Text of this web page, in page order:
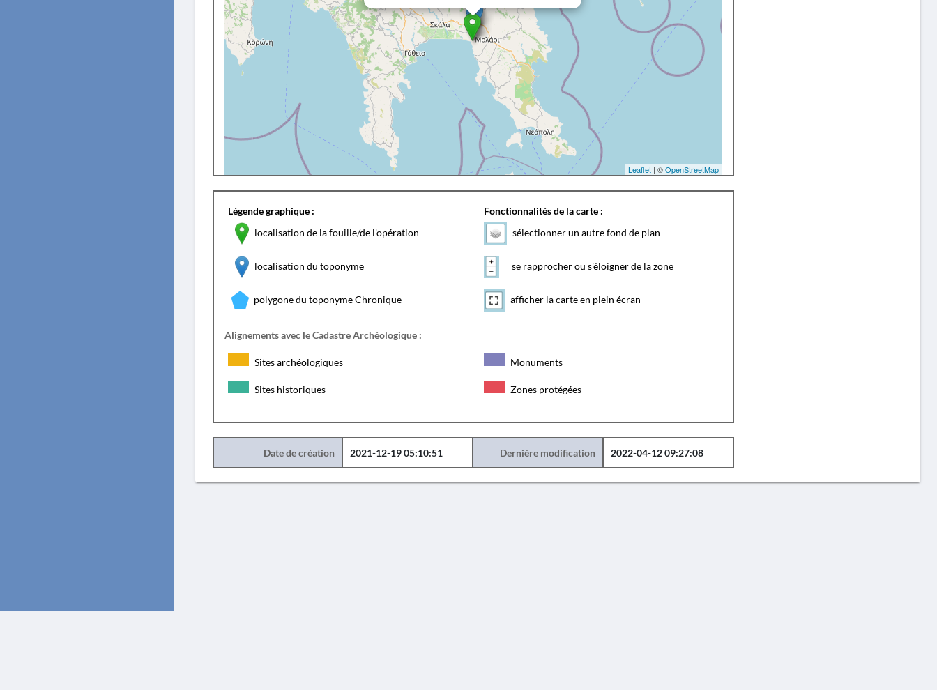
Leaflet| ©OpenStreetMap
Légende graphique :
localisation de la fouille/de l'opération
localisation du toponyme
polygone du toponyme Chronique
Fonctionnalités de la carte :
sélectionner un autre fond de plan
se rapprocher ou s'éloigner de la zone
afficher la carte en plein écran
Alignements avec le Cadastre Archéologique :
Sites archéologiques Monuments
Sites historiques Zones protégées
Date de création 2021-12-19 05:10:51 Dernière modification 2022-04-12 09:27:08